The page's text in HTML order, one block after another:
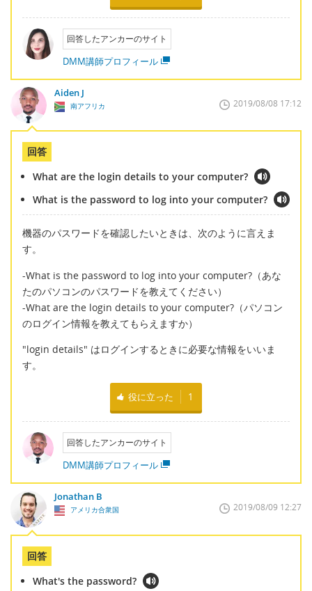
回答したアンカーのサイト
DMM講師プロフィール
Aiden J
南アフリカ 2019/08/08 17:12
回答
What are the login details to your computer?
What is the password to log into your computer?
機器のパスワードを確認したいときは、次のように言えま
す。
-What is the password to log into your computer?（あな
たのパソコンのパスワードを教えてください）
-What are the login details to your computer?（パソコン
のログイン情報を教えてもらえますか）
"login details" はログインするときに必要な情報をいいま
す。
役に立った 1
回答したアンカーのサイト
DMM講師プロフィール
Jonathan B
アメリカ合衆国 2019/08/09 12:27
回答
What's the password?